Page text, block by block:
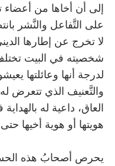
إلى أن أخاها من
على التَّفاعل والنَّشر
لا تخرج عن إطارها
شخصيته في البيت
لدرجة أنها وعائلتها
والتَّعنيف الذي تتعرض
العاق، داعية له
هويتها أو هوية أخيها
يحرص أصحابُ هذه